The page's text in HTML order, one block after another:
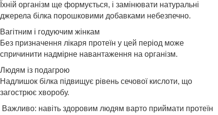
Їхній організм ще формується, і замінювати натуральні
джерела білка порошковими добавками небезпечно.
Вагітним і годуючим жінкам
Без призначення лікаря протеїн у цей період може
спричинити надмірне навантаження на організм.
Людям із подагрою
Надлишок білка підвищує рівень сечової кислоти, що
загострює хворобу.
Важливо: навіть здоровим людям варто приймати протеїн